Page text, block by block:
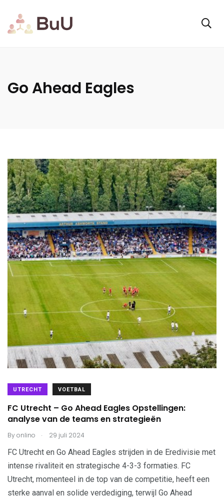
Go Ahead Eagles
UTRECHT VOETBAL
FC Utrecht – Go Ahead Eagles Opstellingen:
analyse van de teams en strategieën
Byonlino . 29 juli 2024
FC Utrecht en Go Ahead Eagles strijden in de Eredivisie met
intense rivaliteit en strategische 4-3-3 formaties. FC
Utrecht, momenteel in de top van de competitie, heeft een
sterke aanval en solide verdediging, terwijl Go Ahead